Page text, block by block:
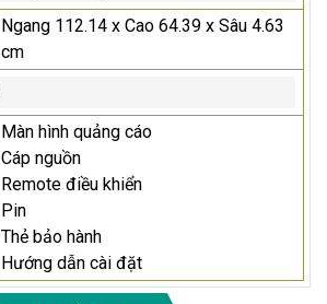
Ngang 112.14 x Cao 64.39 x Sâu 4.63
cm
Màn hình quảng cáo
Cáp nguồn
Remote điều khiển
Pin
Thẻ bảo hành
Hướng dẫn cài đặt